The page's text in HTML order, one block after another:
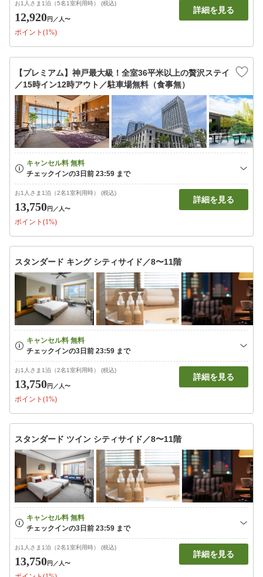
お1人さま1泊（5名1室利用時） (税込)
12,920円 ／人〜
ポイント(1%)
詳細を見る
【プレミアム】神戸最大級！全室36平米以上の贅沢ステイ
／15時イン12時アウト／駐車場無料（食事無）
お1人さま1泊（2名1室利用時） (税込)
13,750円 ／人〜
ポイント(1%)
詳細を見る
スタンダード キング シティサイド／8〜11階
お1人さま1泊（2名1室利用時） (税込)
13,750円 ／人〜
ポイント(1%)
詳細を見る
スタンダード ツイン シティサイド／8〜11階
お1人さま1泊（2名1室利用時） (税込)
13,750円 ／人〜
詳細を見る